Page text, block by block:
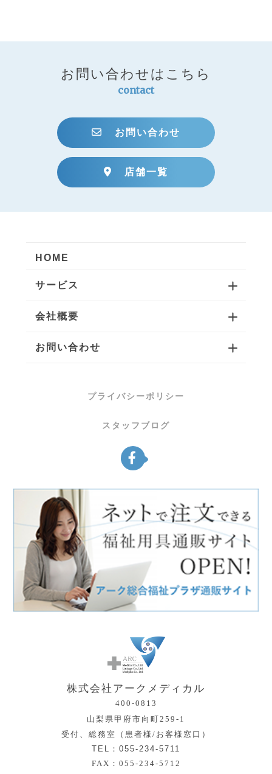
お問い合わせはこちら
contact
お問い合わせ
店舗一覧
HOME
サービス
会社概要
お問い合わせ
プライバシーポリシー
スタッフブログ
株式会社アークメディカル
400-0813
山梨県甲府市向町259-1
受付、総務室（患者様/お客様窓口）
TEL：055-234-5711
FAX：055-234-5712